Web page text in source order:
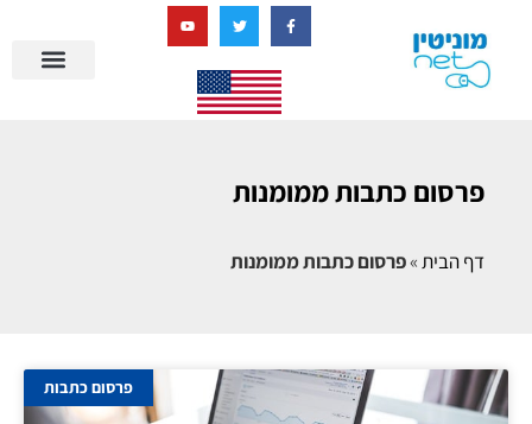
פרסום כתבות ממומנות
דף הבית»פרסום כתבות ממומנות
פרסום כתבות